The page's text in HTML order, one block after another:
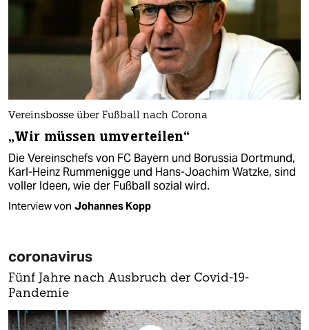
Vereinsbosse über Fußball nach Corona
„Wir müssen umverteilen“
Die Vereinschefs von FC Bayern und Borussia Dortmund,
Karl-Heinz Rummenigge und Hans-Joachim Watzke, sind
voller Ideen, wie der Fußball sozial wird.
Interview von Johannes Kopp
coronavirus
Fünf Jahre nach Ausbruch der Covid-19-
Pandemie